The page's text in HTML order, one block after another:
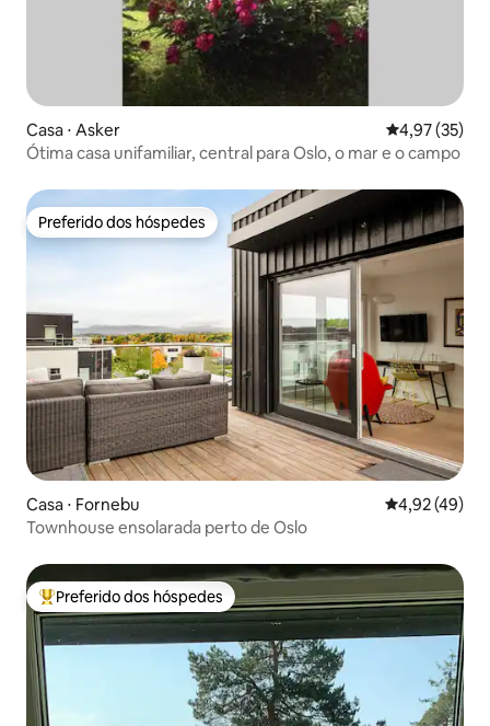
Casa ⋅ Asker 4,97 de uma
4,97 (35)
Ótima casa unifamiliar, central para Oslo, o mar e o campo
Preferido dos hóspedes
Preferido dos hóspedes
Casa ⋅ Fornebu 4,92 de uma
4,92 (49)
Townhouse ensolarada perto de Oslo
Entre os melhores preferidos dos hóspedes
Preferido dos hóspedes